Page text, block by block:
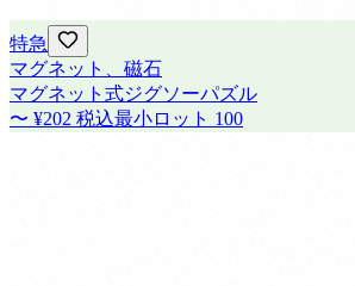
特急
マグネット、磁石
マグネット式ジグソーパズル
〜 ¥202 税込最小ロット 100